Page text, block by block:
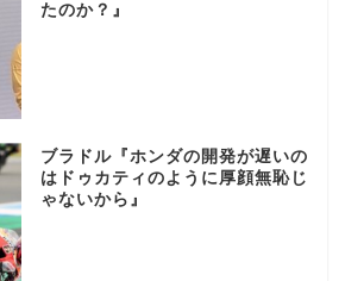
たのか？』
ブラドル『ホンダの開発が遅いの
はドゥカティのように厚顔無恥じ
ゃないから』